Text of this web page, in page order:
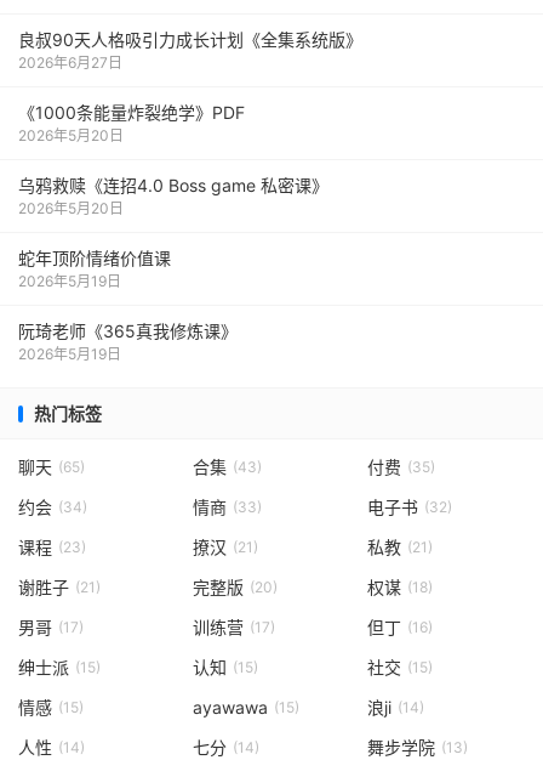
良叔90天人格吸引力成长计划《全集系统版》
2026年6月27日
《1000‮能条‬‎量‮裂炸‬‎绝学》PDF
2026年5月20日
乌鸦救赎《连招4.0 Boss game 私密课》
2026年5月20日
蛇年顶阶情绪价值课
2026年5月19日
阮琦老师《365真我修炼课》
2026年5月19日
热门标签
聊天 (65) 合集 (43) 付费 (35)
约会 (34) 情商 (33) 电子书 (32)
课程 (23) 撩汉 (21) 私教 (21)
谢胜子 (21) 完整版 (20) 权谋 (18)
男哥 (17) 训练营 (17) 但丁 (16)
绅士派 (15) 认知 (15) 社交 (15)
情感 (15) ayawawa (15) 浪ji (14)
人性 (14) 七分 (14) 舞步学院 (13)